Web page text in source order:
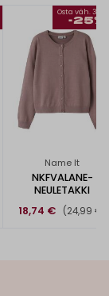
Osta väh. 3,
-25%
Name It
NKFVALANE-
NEULETAKKI
18,74 €
(24,99 €)